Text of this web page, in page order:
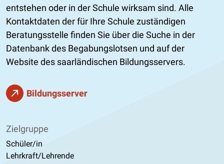
entstehen oder in der Schule wirksam sind. Alle
Kontaktdaten der für Ihre Schule zuständigen
Beratungsstelle finden Sie über die Suche in der
Datenbank des Begabungslotsen und auf der
Website des saarländischen Bildungsservers.
Bildungsserver
Zielgruppe
Schüler/in
Lehrkraft/Lehrende